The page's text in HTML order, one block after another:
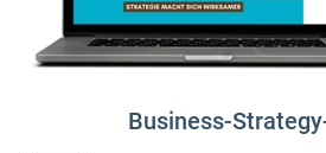
Business-